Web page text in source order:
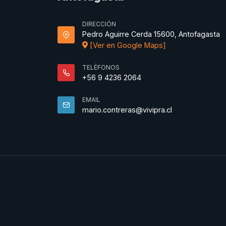
DIRECCIÓN
Pedro Aguirre Cerda 15600, Antofagasta
[Ver en Google Maps]
TELÉFONOS
+56 9 4236 2064
EMAIL
mario.contreras@vivipra.cl